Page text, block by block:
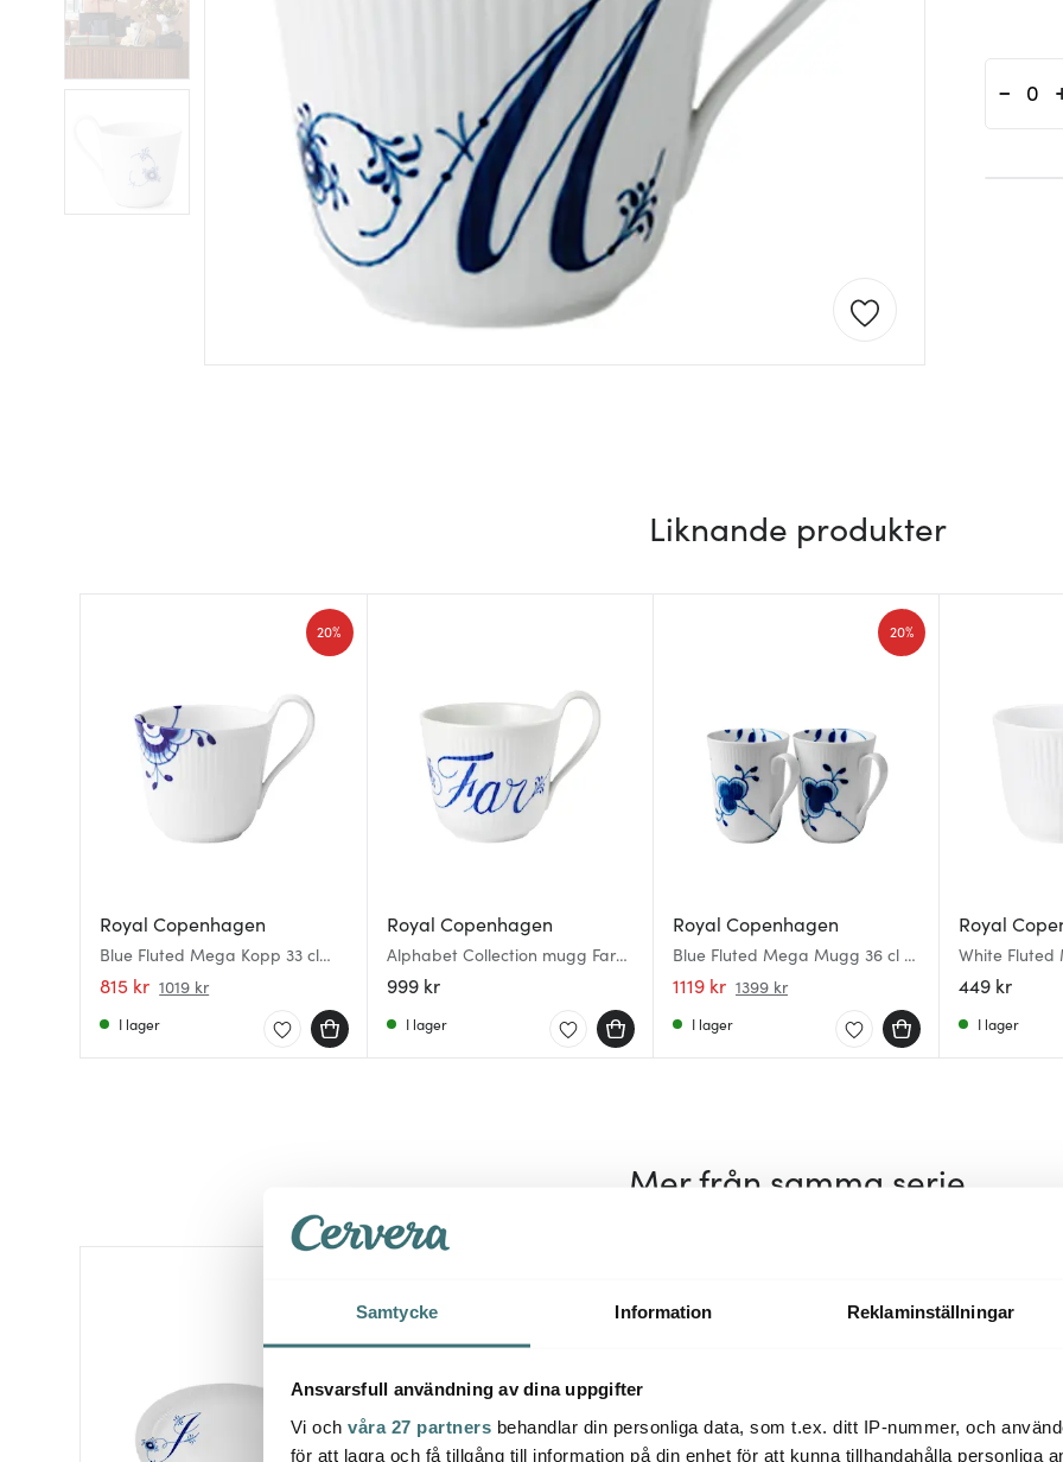
Samtycke Information Reklaminställningar
Ansvarsfull användning av dina uppgifter
Vi och våra 27 partners behandlar din personliga data, som t.ex. ditt IP-nummer, och
för att lagra och få tillgång till information på din enhet för att kunna tillhandahålla personliga
-
Liknande produkter
Royal Copenhagen
Blue Fluted Mega Kopp 33 cl
högt handtag
815 kr 1019 kr
20%
I lager
Royal Copenhagen
Alphabet Collection mugg Far
33 cl blå/vit
999 kr
I lager
Royal Copenhagen
Blue Fluted Mega Mugg 36 cl 2-
pack
1119 kr 1399 kr
20%
I lager
Royal
White
Handtag 24 cl
449 kr
I lager
Mer från samma serie